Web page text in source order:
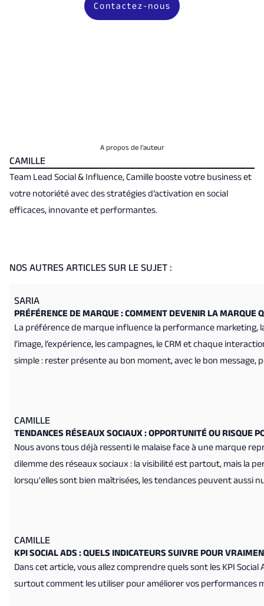
Contactez-nous
A propos de l’auteur
CAMILLE
Team Lead Social & Influence, Camille booste votre business et
votre notoriété avec des stratégies d’activation en social
efficaces, innovante et performantes.
NOS AUTRES ARTICLES SUR LE SUJET :
SARIA
PRÉFÉRENCE DE MARQUE : COMMENT DEVENIR LA MARQUE
La préférence de marque influence la performance marketing,
l’image, l’expérience, les campagnes, le CRM et chaque
simple : rester présente au bon moment, avec le bon message,
CAMILLE
TENDANCES RÉSEAUX SOCIAUX : OPPORTUNITÉ OU RISQUE
Nous avons tous déjà ressenti le malaise face à une marque
dilemme des réseaux sociaux : la visibilité est partout, mais la
lorsqu'elles sont bien maîtrisées, les tendances peuvent aussi
CAMILLE
KPI SOCIAL ADS : QUELS INDICATEURS SUIVRE POUR
Dans cet article, vous allez comprendre quels sont les KPI
surtout comment les utiliser pour améliorer vos performances